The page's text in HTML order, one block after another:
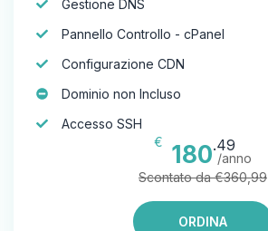
Gestione DNS
Pannello Controllo - cPanel
Configurazione CDN
Dominio non Incluso
Accesso SSH
€
180.49
/anno
Scontato da €360,99
ORDINA